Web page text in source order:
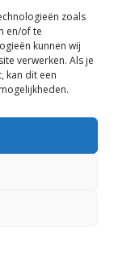
zoals
en/of te
kunnen wij
verwerken. Als je
kan dit een
gemaakt door